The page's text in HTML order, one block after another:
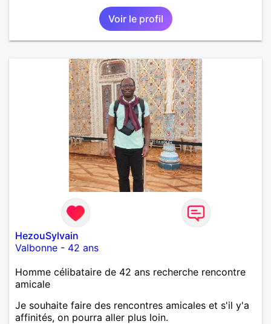
Voir le profil
HezouSylvain
Valbonne - 42 ans
Homme célibataire de 42 ans recherche rencontre
amicale
Je souhaite faire des rencontres amicales et s'il y'a
affinités, on pourra aller plus loin.